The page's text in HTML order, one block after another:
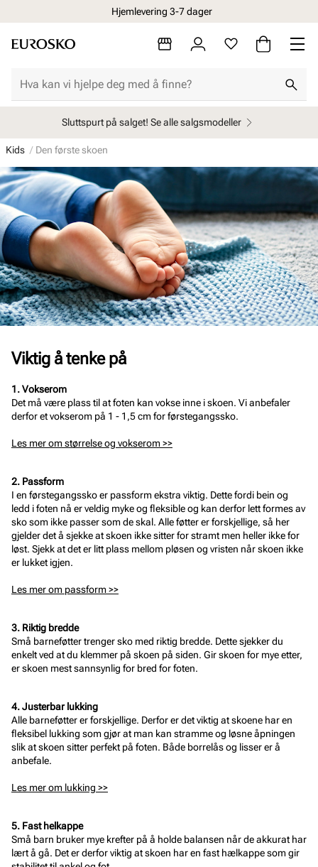
Hjemlevering 3-7 dager
Sluttspurt på salget! Se alle salgsmodeller
Kids Den første skoen
Viktig å tenke på
1. Vokserom
Det må være plass til at foten kan vokse inne i skoen. Vi anbefaler
derfor et vokserom på 1 - 1,5 cm for førstegangssko.
Les mer om størrelse og vokserom >>
2. Passform
I en førstegangssko er passform ekstra viktig. Dette fordi bein og
ledd i foten nå er veldig myke og fleksible og kan derfor lett formes av
sko som ikke passer som de skal. Alle føtter er forskjellige, så her
gjelder det å sjekke at skoen ikke sitter for stramt men heller ikke for
løst. Sjekk at det er litt plass mellom pløsen og vristen når skoen ikke
er lukket igjen.
Les mer om passform >>
3. Riktig bredde
Små barneføtter trenger sko med riktig bredde. Dette sjekker du
enkelt ved at du klemmer på skoen på siden. Gir skoen for mye etter,
er skoen mest sannsynlig for bred for foten.
4. Justerbar lukking
Alle barneføtter er forskjellige. Derfor er det viktig at skoene har en
fleksibel lukking som gjør at man kan stramme og løsne åpningen
slik at skoen sitter perfekt på foten. Både borrelås og lisser er å
anbefale.
Les mer om lukking >>
5. Fast helkappe
Små barn bruker mye krefter på å holde balansen når de akkurat har
lært å gå. Det er derfor viktig at skoen har en fast hælkappe som gir